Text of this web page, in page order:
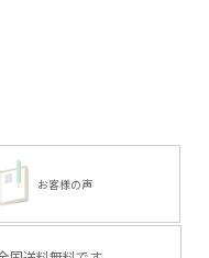
像のリンクから飛べる、
は、日本いいもの屋トップペ
り手取材記」大西製作所のペー
。
お客様の声